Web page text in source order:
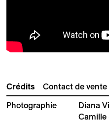
Crédits Contact de vente
Photographie
Diana
Camille